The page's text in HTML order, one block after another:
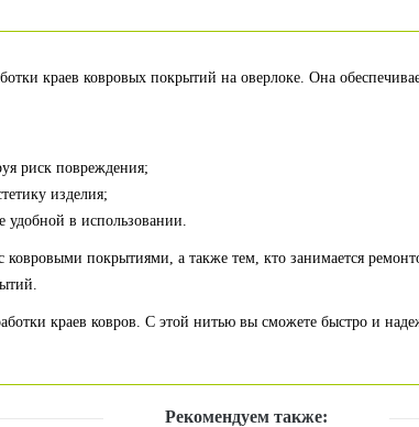
краев ковровых покрытий на оверлоке. Она
риск повреждения;
изделия;
удобной в использовании.
ковровыми покрытиями, а также тем, кто занимается
краев ковров. С этой нитью вы сможете быстро и
Рекомендуем также: